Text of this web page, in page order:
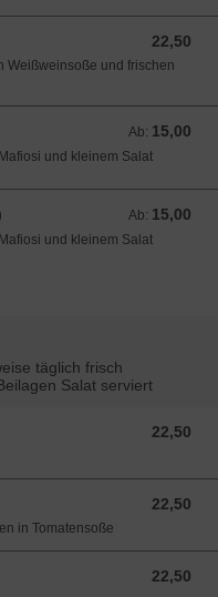
22,50
22,50 EUR
Weißweinsoße und frischen
Ab: 15,00
Ab: 15,00 EUR
und kleinem Salat
Ab: 15,00
Ab: 15,00 EUR
und kleinem Salat
täglich frisch
Salat serviert
22,50
22,50 EUR
22,50
22,50 EUR
in Tomatensoße
22,50
22,50 EUR